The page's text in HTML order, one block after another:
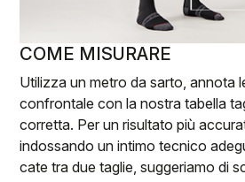
COME MISURARE
Utilizza un metro da sarto, annota
confrontale con la nostra tabella
corretta. Per un risultato più
indossando un intimo tecnico
cate tra due taglie, suggeriamo di